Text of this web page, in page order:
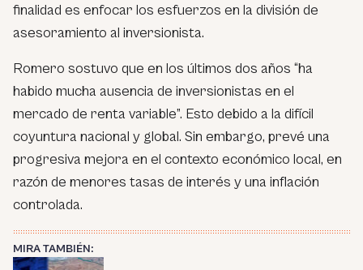
finalidad es enfocar los esfuerzos en la división de
asesoramiento al inversionista.
Romero sostuvo que en los últimos dos años “ha
habido mucha ausencia de inversionistas en el
mercado de renta variable”. Esto debido a la difícil
coyuntura nacional y global. Sin embargo, prevé una
progresiva mejora en el contexto económico local, en
razón de menores tasas de interés y una inflación
controlada.
MIRA TAMBIÉN: